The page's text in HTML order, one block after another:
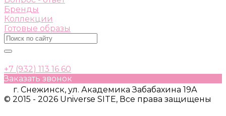
Бренды
Коллекции
Готовые образы
+7 (932) 113 16 60
Заказать звонок
г. Снежинск, ул. Академика Забабахина 19А
© 2015 - 2026 Universe SITE, Все права защищены